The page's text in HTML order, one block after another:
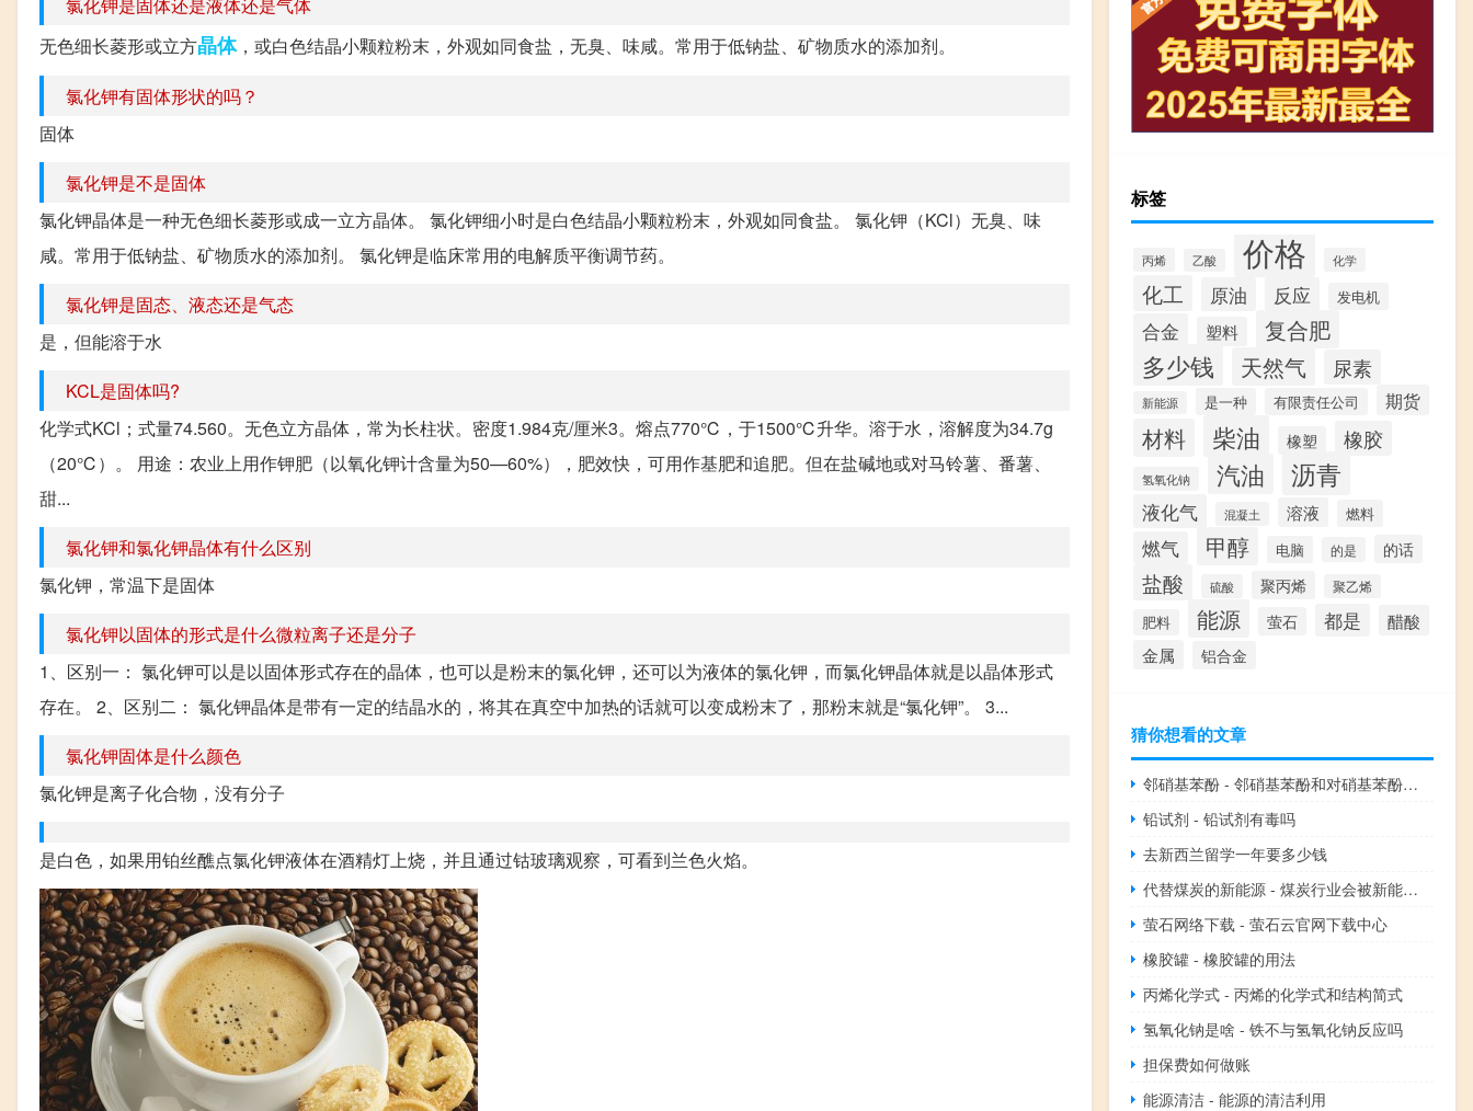
氯化钾是固体还是液体还是气体
无色细长菱形或立方晶体，或白色结晶小颗粒粉末，外观如同食盐，无臭、味咸。常用于低钠盐、矿物质水的添加剂。
氯化钾有固体形状的吗？
固体
氯化钾是不是固体
氯化钾晶体是一种无色细长菱形或成一立方晶体。 氯化钾细小时是白色结晶小颗粒粉末，外观如同食盐。 氯化钾（KCl）无臭、味
咸。常用于低钠盐、矿物质水的添加剂。 氯化钾是临床常用的电解质平衡调节药。
氯化钾是固态、液态还是气态
是，但能溶于水
KCL是固体吗?
化学式KCl；式量74.560。无色立方晶体，常为长柱状。密度1.984克/厘米3。熔点770℃，于1500℃升华。溶于水，溶解度为34.7g
（20℃）。 用途：农业上用作钾肥（以氧化钾计含量为50—60%），肥效快，可用作基肥和追肥。但在盐碱地或对马铃薯、番薯、
甜...
氯化钾和氯化钾晶体有什么区别
氯化钾，常温下是固体
氯化钾以固体的形式是什么微粒离子还是分子
1、区别一： 氯化钾可以是以固体形式存在的晶体，也可以是粉末的氯化钾，还可以为液体的氯化钾，而氯化钾晶体就是以晶体形式
存在。 2、区别二： 氯化钾晶体是带有一定的结晶水的，将其在真空中加热的话就可以变成粉末了，那粉末就是“氯化钾”。 3...
氯化钾固体是什么颜色
氯化钾是离子化合物，没有分子
是白色，如果用铂丝醮点氯化钾液体在酒精灯上烧，并且通过钴玻璃观察，可看到兰色火焰。
标签
丙烯 乙酸 价格 化学
化工 原油 反应 发电机
合金 塑料 复合肥
多少钱 天然气 尿素
新能源 是一种 有限责任公司 期货
材料 柴油 橡塑 橡胶
氢氧化钠 汽油 沥青
液化气 混凝土 溶液 燃料
燃气 甲醇 电脑 的是 的话
盐酸 硫酸 聚丙烯 聚乙烯
肥料 能源 萤石 都是 醋酸
金属 铝合金
猜你想看的文章
邻硝基苯酚 - 邻硝基苯酚和对硝基苯酚的酸性
铅试剂 - 铅试剂有毒吗
去新西兰留学一年要多少钱
代替煤炭的新能源 - 煤炭行业会被新能源代替吗
萤石网络下载 - 萤石云官网下载中心
橡胶罐 - 橡胶罐的用法
丙烯化学式 - 丙烯的化学式和结构简式
氢氧化钠是啥 - 铁不与氢氧化钠反应吗
担保费如何做账
能源清洁 - 能源的清洁利用